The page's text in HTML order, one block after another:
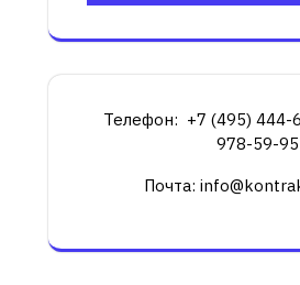
Телефон: +7 (495) 444-
978-59-95
Почта: